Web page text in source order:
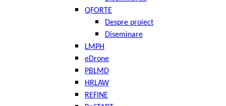
QFORTE
Despre proiect
Diseminare
LMPH
eDrone
PBLMD
HRLAW
REFINE